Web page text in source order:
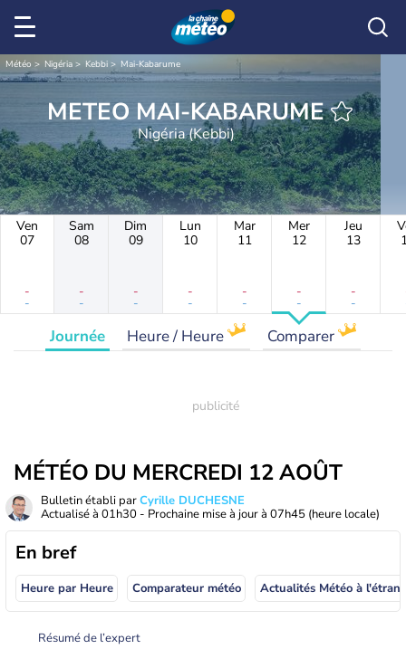
Météo Nigéria Kebbi Mai-Kabarume
METEO MAI-KABARUME
Nigéria (Kebbi)
Ven
07
-
-
Sam
08
-
-
Dim
09
-
-
Lun
10
-
-
Mar
11
-
-
Mer
12
-
-
Jeu
13
-
-
Journée Heure / Heure Comparer
MÉTÉO DU MERCREDI 12 AOÛT
Bulletin établi parCyrille DUCHESNE
Actualisé à 01h30 - Prochaine mise à jour à 07h45 (heure locale)
En bref
Heure par Heure Comparateur météo
Résumé de l’expert